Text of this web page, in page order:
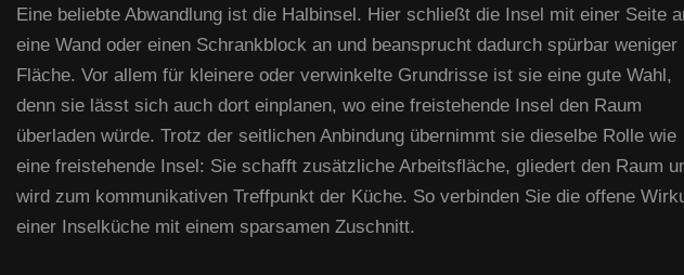
Eine beliebte Abwandlung ist die Halbinsel. Hier schließt die Insel mit einer Seite
eine Wand oder einen Schrankblock an und beansprucht dadurch spürbar weniger
Fläche. Vor allem für kleinere oder verwinkelte Grundrisse ist sie eine gute Wahl,
denn sie lässt sich auch dort einplanen, wo eine freistehende Insel den Raum
überladen würde. Trotz der seitlichen Anbindung übernimmt sie dieselbe Rolle wie
eine freistehende Insel: Sie schafft zusätzliche Arbeitsfläche, gliedert den Raum
wird zum kommunikativen Treffpunkt der Küche. So verbinden Sie die offene
einer Inselküche mit einem sparsamen Zuschnitt.